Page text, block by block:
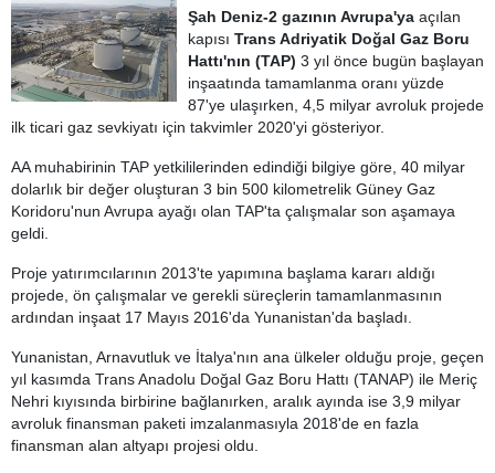
Şah Deniz-2 gazının Avrupa'ya açılan
kapısı Trans Adriyatik Doğal Gaz Boru
Hattı'nın (TAP) 3 yıl önce bugün başlayan
inşaatında tamamlanma oranı yüzde
87'ye ulaşırken, 4,5 milyar avroluk projede
ilk ticari gaz sevkiyatı için takvimler 2020'yi gösteriyor.
AA muhabirinin TAP yetkililerinden edindiği bilgiye göre, 40 milyar
dolarlık bir değer oluşturan 3 bin 500 kilometrelik Güney Gaz
Koridoru'nun Avrupa ayağı olan TAP'ta çalışmalar son aşamaya
geldi.
Proje yatırımcılarının 2013'te yapımına başlama kararı aldığı
projede, ön çalışmalar ve gerekli süreçlerin tamamlanmasının
ardından inşaat 17 Mayıs 2016'da Yunanistan'da başladı.
Yunanistan, Arnavutluk ve İtalya'nın ana ülkeler olduğu proje, geçen
yıl kasımda Trans Anadolu Doğal Gaz Boru Hattı (TANAP) ile Meriç
Nehri kıyısında birbirine bağlanırken, aralık ayında ise 3,9 milyar
avroluk finansman paketi imzalanmasıyla 2018'de en fazla
finansman alan altyapı projesi oldu.